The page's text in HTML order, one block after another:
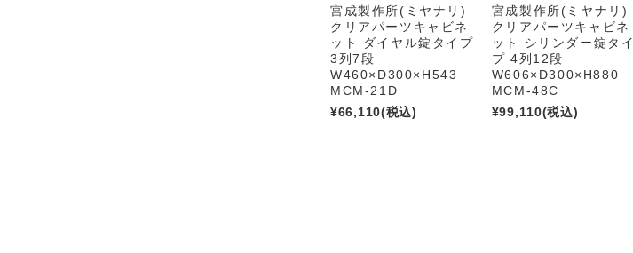
宮成製作所(ミヤナリ)
クリアパーツキャビネ
ット ダイヤル錠タイプ
3列7段
W460×D300×H543
MCM-21D
¥66,110(税込)
宮成製作所(ミヤナリ)
クリアパーツキャビネ
ット シリンダー錠タイ
プ 4列12段
W606×D300×H880
MCM-48C
¥99,110(税込)